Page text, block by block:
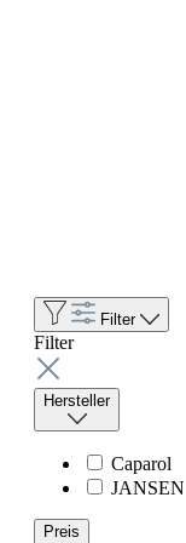
Filter
Filter
Hersteller
Caparol
JANSEN
Preis